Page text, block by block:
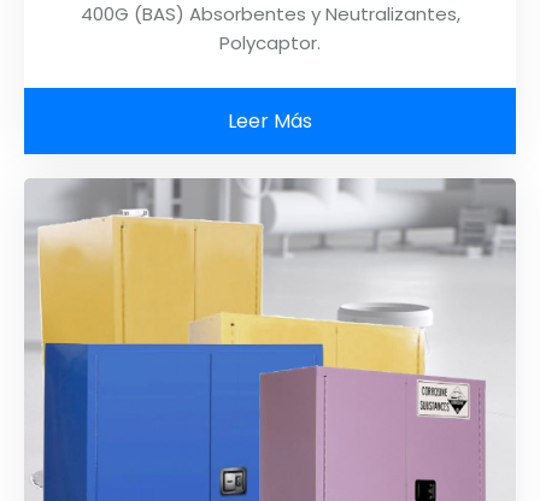
400G (BAS) Absorbentes y Neutralizantes,
Polycaptor.
Leer Más